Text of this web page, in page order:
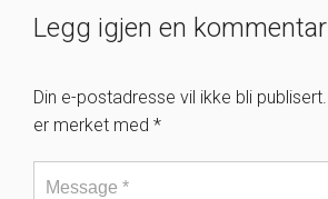
Legg igjen en kommentar
Din e-postadresse vil ikke bli publisert.
er merket med *